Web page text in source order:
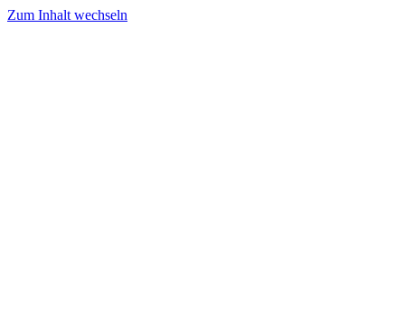
Zum Inhalt wechseln